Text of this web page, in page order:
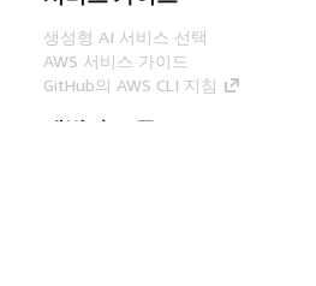
생성형 AI 서비스 선택
AWS 서비스 가이드
GitHub의 AWS CLI 지침
개발자 도구